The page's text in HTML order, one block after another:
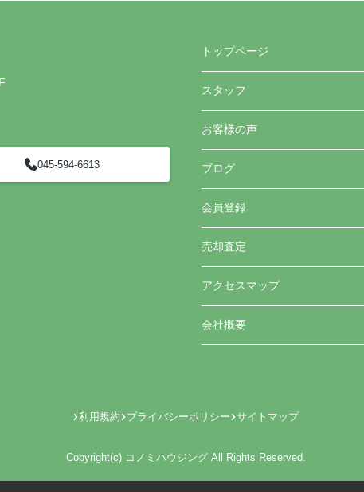
045-594-6613
トップページ
スタッフ
お客様の声
ブログ
会員登録
売却査定
アクセスマップ
会社概要
利用規約 プライバシーポリシー サイトマップ
Copyright(c) コノミハウジング All Rights Reserved.